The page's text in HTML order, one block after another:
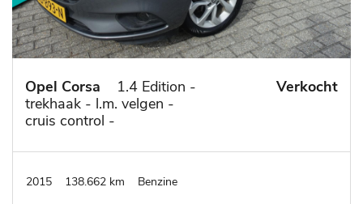
Opel Corsa
1.4 Edition -
trekhaak - l.m. velgen -
cruis control -
Verkocht
2015 138.662 km Benzine